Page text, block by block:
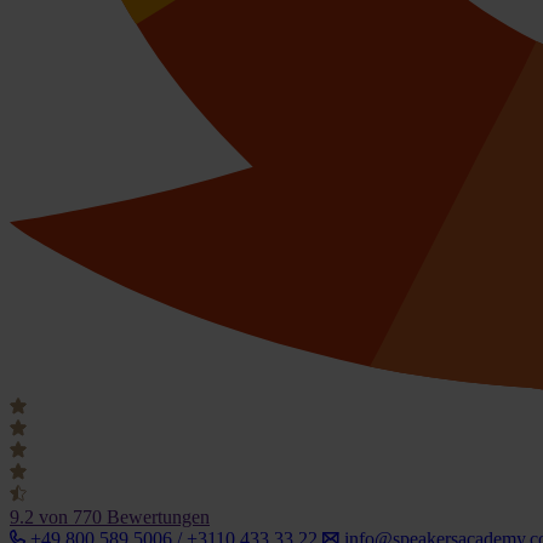
9.2 von 770 Bewertungen
+49 800 589 5006 / +3110 433 33 22